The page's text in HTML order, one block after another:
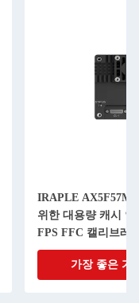
IRAPLE
위한 대용량 캐시
FPS FFC 캘리브레
모듈
가장 좋은 가